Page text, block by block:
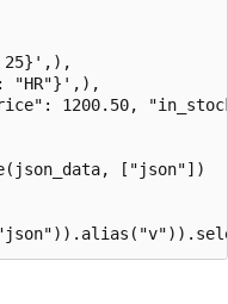
"HR"}',),
1200.50,
["json"])